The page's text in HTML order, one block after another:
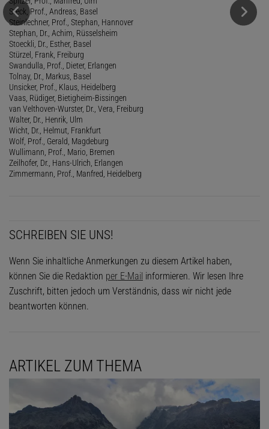
Steck, Prof., Andreas, Basel
Steinlechner, Prof., Stephan, Hannover
Stephan, Dr., Achim, Rüsselsheim
Stoeckli, Dr., Esther, Basel
Stürzel, Frank, Freiburg
Swandulla, Prof., Dieter, Erlangen
Tolnay, Dr., Markus, Basel
Unsicker, Prof., Klaus, Heidelberg
Vaas, Rüdiger, Bietigheim-Bissingen
van Velthoven-Wurster, Dr., Vera, Freiburg
Walter, Dr., Henrik, Ulm
Wicht, Dr., Helmut, Frankfurt
Wolf, Prof., Gerald, Magdeburg
Wullimann, Prof., Mario, Bremen
Zeilhofer, Dr., Hans-Ulrich, Erlangen
Zimmermann, Prof., Manfred, Heidelberg
SCHREIBEN SIE UNS!
Wenn Sie inhaltliche Anmerkungen zu diesem Artikel haben,
können Sie die Redaktion per E-Mail informieren. Wir lesen Ihre
Zuschrift, bitten jedoch um Verständnis, dass wir nicht jede
beantworten können.
ARTIKEL ZUM THEMA